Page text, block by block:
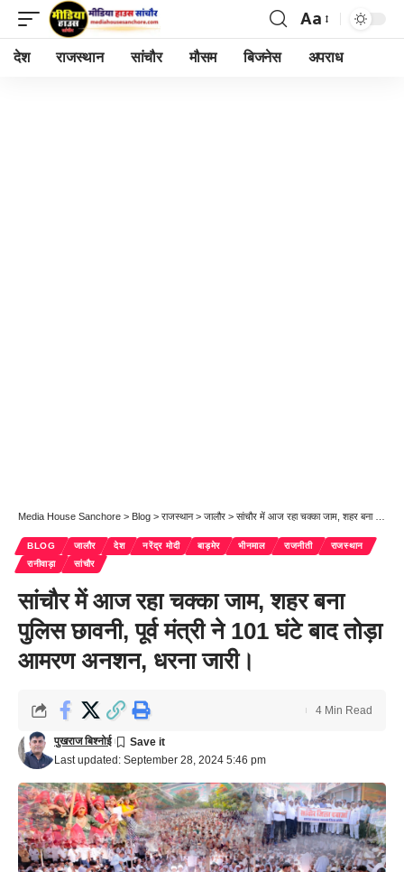
Font
Resizer
Aa
देश राजस्थान सांचौर मौसम बिजनेस अपराध
Media House Sanchore > Blog > राजस्थान> जालौर > सांचौर में आज रहा चक्का जाम, शहर बना पुलिस छावनी, पूर्व मंत्री ने 101 घंटे बाद तोड़ा आमरण अनशन, धरना जारी।
BLOG जालौर देश नरेंद्र मोदी बाड़मेर भीनमाल राजनीती
राजस्थान
रानीवाड़ा
सांचौर
सांचौर में आज रहा चक्का जाम, शहर बना
पुलिस छावनी, पूर्व मंत्री ने 101 घंटे बाद तोड़ा
आमरण अनशन, धरना जारी।
Last updated: September 28, 2024 5:46 pm
पुखराज बिश्नोई
4 Min Read